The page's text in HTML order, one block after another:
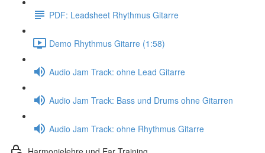
PDF: Leadsheet Rhythmus Gitarre
Demo Rhythmus Gitarre (1:58)
Audio Jam Track: ohne Lead Gitarre
Audio Jam Track: Bass und Drums ohne Gitarren
Audio Jam Track: ohne Rhythmus Gitarre